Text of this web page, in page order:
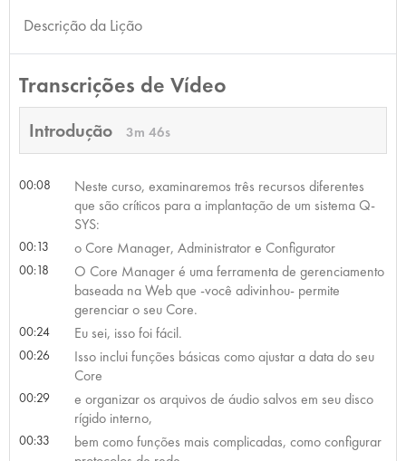
Descrição da Lição
Transcrições de Vídeo
Introdução 3m 46s
00:08
Neste curso, examinaremos três recursos diferentes
que são críticos para a implantação de um sistema Q-
SYS:
00:13 o Core Manager, Administrator e Configurator
00:18
O Core Manager é uma ferramenta de gerenciamento
baseada na Web que -você adivinhou- permite
gerenciar o seu Core.
00:24 Eu sei, isso foi fácil.
00:26
Isso inclui funções básicas como ajustar a data do seu
Core
00:29
e organizar os arquivos de áudio salvos em seu disco
rígido interno,
00:33
bem como funções mais complicadas, como configurar